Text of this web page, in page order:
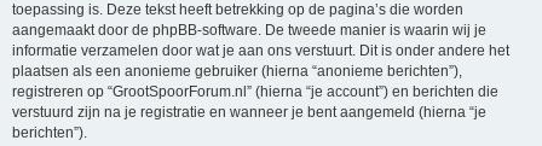
toepassing is. Deze tekst heeft betrekking op de pagina’s die worden
aangemaakt door de phpBB-software. De tweede manier is waarin wij je
informatie verzamelen door wat je aan ons verstuurt. Dit is onder andere het
plaatsen als een anonieme gebruiker (hierna “anonieme berichten”),
registreren op “GrootSpoorForum.nl” (hierna “je account”) en berichten die
verstuurd zijn na je registratie en wanneer je bent aangemeld (hierna “je
berichten”).